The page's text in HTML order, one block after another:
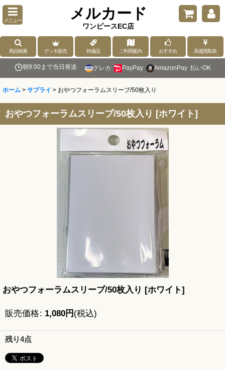
メニュー メルカード
ワンピースEC店
商品検索 デッキ販売 特価品 ご利用案内 おすすめ 高価買取表
朝9:00まで当日発送 クレカ PayPay AmazonPay 払いOK
ホーム > サプライ > おやつフォーラムスリーブ/50枚入り
おやつフォーラムスリーブ/50枚入り [ホワイト]
おやつフォーラムスリーブ/50枚入り [ホワイト]
販売価格: 1,080円 (税込)
残り4点